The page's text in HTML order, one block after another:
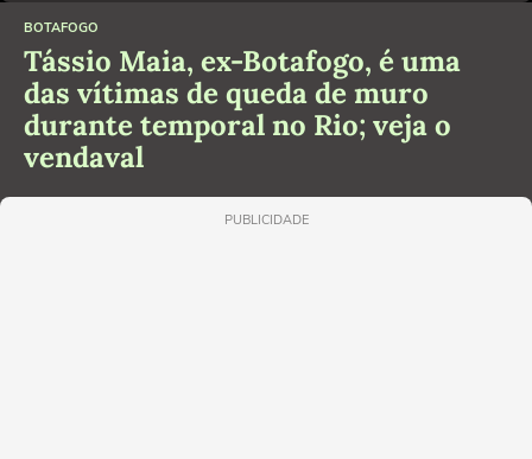
BOTAFOGO
Tássio Maia, ex-Botafogo, é uma
das vítimas de queda de muro
durante temporal no Rio; veja o
vendaval
PUBLICIDADE